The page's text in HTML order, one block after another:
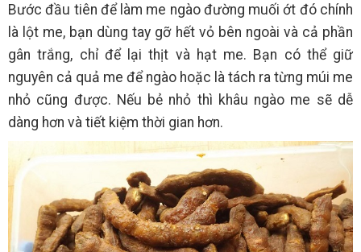
Bước đầu tiên để làm me ngào đường muối ớt đó chính
là lột me, bạn dùng tay gỡ hết vỏ bên ngoài và cả phần
gân trắng, chỉ để lại thịt và hạt me. Bạn có thể giữ
nguyên cả quả me để ngào hoặc là tách ra từng múi me
nhỏ cũng được. Nếu bẻ nhỏ thì khâu ngào me sẽ dễ
dàng hơn và tiết kiệm thời gian hơn.